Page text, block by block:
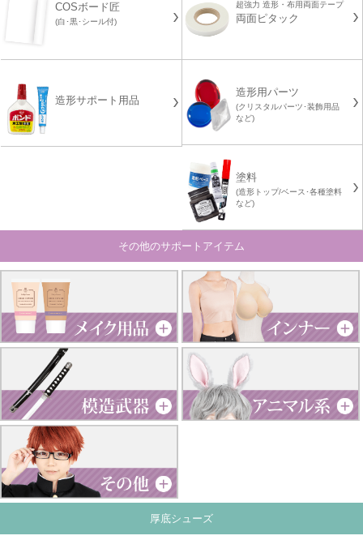
COSボード匠
(白･黒･シール付)
超強力 造形・布用両面テープ
両面ピタック
造形サポート用品
造形用パーツ
(クリスタルパーツ･装飾用品
など)
塗料
(造形トップ/ベース･各種塗料
など)
その他のサポートアイテム
厚底シューズ